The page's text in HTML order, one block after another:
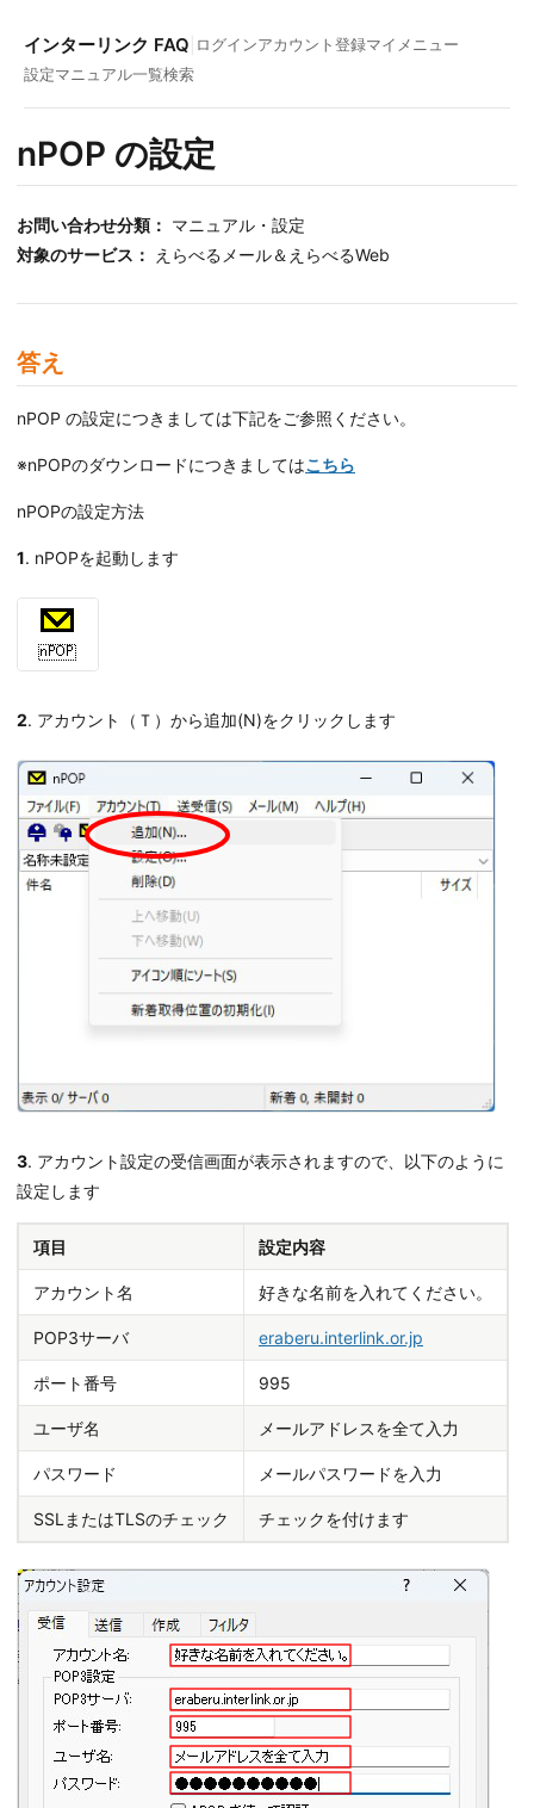
インターリンク FAQ ログインアカウント登録マイメニュー
設定マニュアル一覧検索
nPOP の設定
お問い合わせ分類： マニュアル・設定
対象のサービス：
えらべるメール＆えらべるWeb
答え
nPOP の設定につきましては下記をご参照ください。
※nPOPのダウンロードにつきましてはこちら
nPOPの設定方法
1. nPOPを起動します
2. アカウント（Ｔ）から追加(N)をクリックします
3. アカウント設定の受信画面が表示されますので、以下のように
設定します
項目 設定内容
アカウント名 好きな名前を入れてください。
POP3サーバ eraberu.interlink.or.jp
ポート番号 995
ユーザ名 メールアドレスを全て入力
パスワード メールパスワードを入力
SSLまたはTLSのチェック チェックを付けます